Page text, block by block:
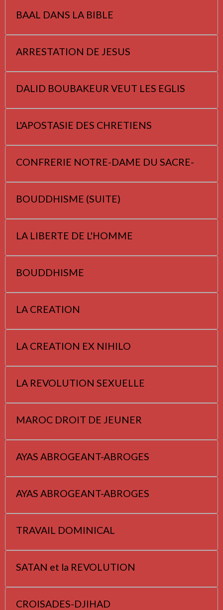
BAAL DANS LA BIBLE
ARRESTATION DE JESUS
DALID BOUBAKEUR VEUT LES EGLIS
L'APOSTASIE DES CHRETIENS
CONFRERIE NOTRE-DAME DU SACRE-
BOUDDHISME (SUITE)
LA LIBERTE DE L'HOMME
BOUDDHISME
LA CREATION
LA CREATION EX NIHILO
LA REVOLUTION SEXUELLE
MAROC DROIT DE JEUNER
AYAS ABROGEANT-ABROGES
AYAS ABROGEANT-ABROGES
TRAVAIL DOMINICAL
SATAN et la REVOLUTION
CROISADES-DJIHAD